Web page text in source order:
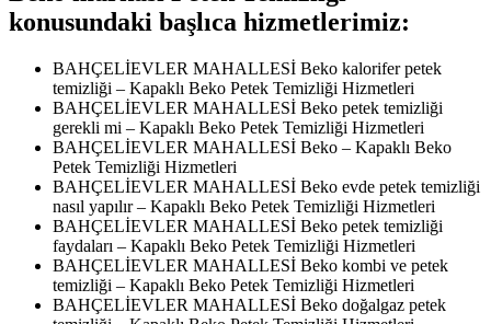
konusundaki başlıca hizmetlerimiz:
BAHÇELİEVLER MAHALLESİ Beko kalorifer petek
temizliği – Kapaklı Beko Petek Temizliği Hizmetleri
BAHÇELİEVLER MAHALLESİ Beko petek temizliği
gerekli mi – Kapaklı Beko Petek Temizliği Hizmetleri
BAHÇELİEVLER MAHALLESİ Beko – Kapaklı Beko
Petek Temizliği Hizmetleri
BAHÇELİEVLER MAHALLESİ Beko evde petek temizliği
nasıl yapılır – Kapaklı Beko Petek Temizliği Hizmetleri
BAHÇELİEVLER MAHALLESİ Beko petek temizliği
faydaları – Kapaklı Beko Petek Temizliği Hizmetleri
BAHÇELİEVLER MAHALLESİ Beko kombi ve petek
temizliği – Kapaklı Beko Petek Temizliği Hizmetleri
BAHÇELİEVLER MAHALLESİ Beko doğalgaz petek